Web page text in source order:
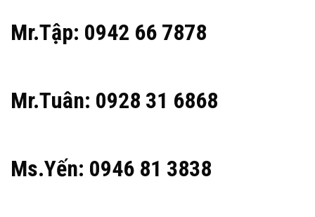
Mr.Tập: 0942 66 7878
Mr.Tuân: 0928 31 6868
Ms.Yến: 0946 81 3838